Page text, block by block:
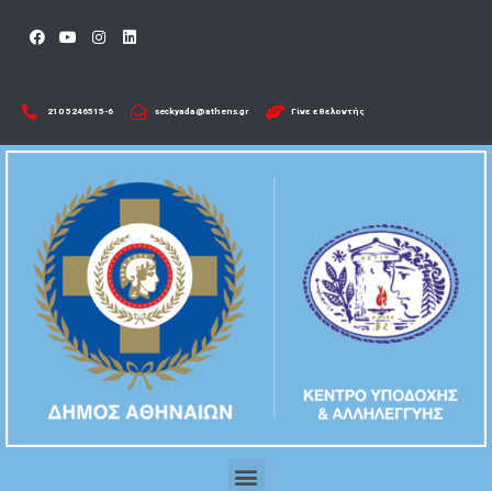
210 5246515-6​ seckyada@athens.gr Γίνε εθελοντής